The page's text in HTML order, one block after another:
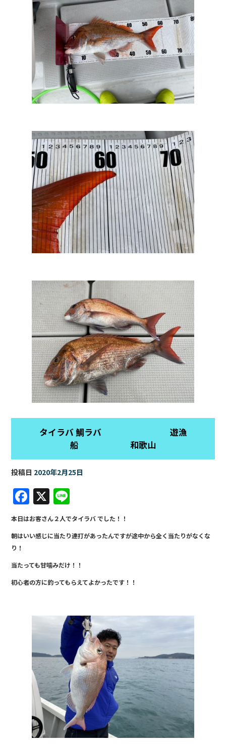
タイラバ 鯛ラバ 遊漁
船 和歌山
投稿日 2020年2月25日
F
a
c
e
b
o
k
X
n
e
本日はお客さん２人でタイラバ でした！！
朝はいい感じに当たり連打があったんですが途中から全く当たりがなくな
り！
当たっても甘噛みだけ！！
初心者の方に釣ってもらえてよかったです！！